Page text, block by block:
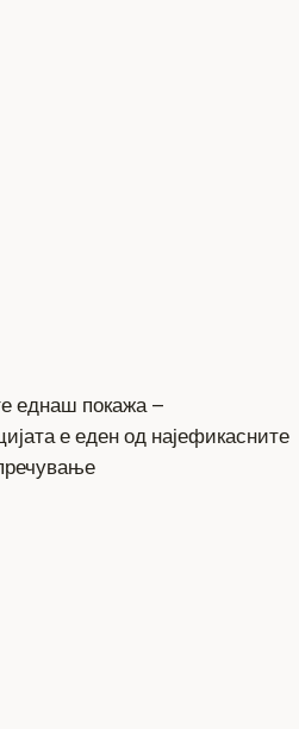
еднаш покажа –
е еден од најефикасните